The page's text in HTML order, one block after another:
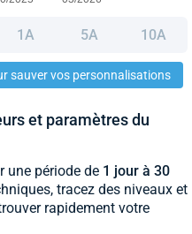
1A 5A 10A
sauver vos personnalisations
et paramètres du
une période de 1 jour à 30
tracez des niveaux et
rapidement votre